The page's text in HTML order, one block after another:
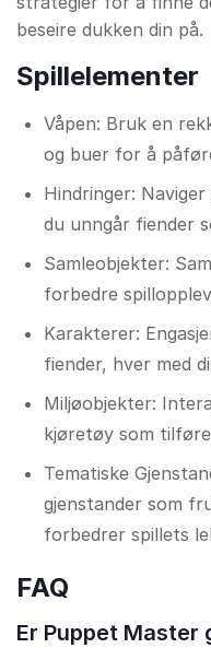
beseire dukken din på.
Spillelementer
Våpen: Bruk en
og buer for å
Hindringer:
du unngår fiender
Samleobjekter:
forbedre
Karakterer:
fiender, hver med
Miljøobjekter:
kjøretøy som
Tematiske
gjenstander som
forbedrer spillets
FAQ
Er Puppet Master